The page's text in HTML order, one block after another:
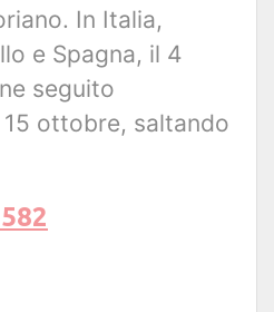
In Italia,
e Spagna, il 4
seguito
ottobre, saltando